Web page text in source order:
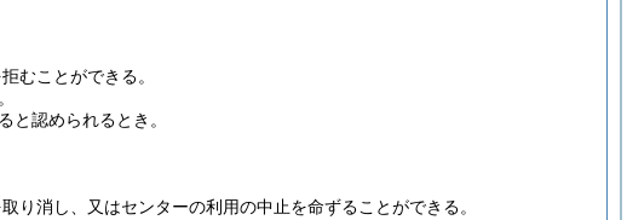
むことができる。
と認められるとき。
り消し、又はセンターの利用の中止を命ずることができる。